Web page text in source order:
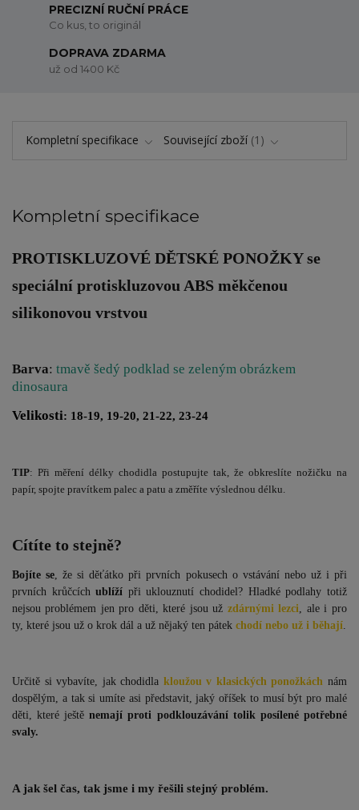
PRECIZNÍ RUČNÍ PRÁCE
Co kus, to originál
DOPRAVA ZDARMA
už od 1400 Kč
Kompletní specifikace Související zboží 1
Kompletní specifikace
PROTISKLUZOVÉ DĚTSKÉ PONOŽKYse
speciální protiskluzovou ABS měkčenou
silikonovou vrstvou
Barva: tmavě šedý podklad se zeleným obrázkem
dinosaura
Velikosti: 18-19, 19-20, 21-22, 23-24
TIP: Při měření délky chodidla postupujte tak, že obkreslíte nožičku na
papír, spojte pravítkem palec a patu a změříte výslednou délku.
Cítíte to stejně?
Bojíte se , že si děťátko při prvních pokusech o vstávání nebo už i při
prvních krůčcíchublíží při uklouznutí chodidel? Hladké podlahy totiž
nejsou problémem jen pro děti, které jsou už zdárnými lezci , ale i pro
ty, které jsou už o krok dál a už nějaký ten pátek chodí nebo už i běhají
Určitě si vybavíte, jak chodidla kloužou v klasických ponožkách nám
dospělým, a tak si umíte asi představit, jaký oříšek to musí být pro malé
děti, které ještěnemají proti podklouzávání tolik posílené potřebné
svaly.
A jak šel čas, tak jsme i my řešili stejný problém.